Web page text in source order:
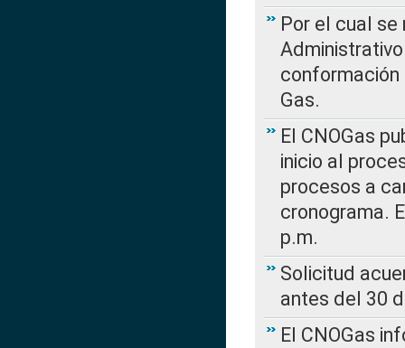
Por el cual
conformación
Gas.
El CNOGas
inicio al
procesos a
cronograma.
p.m.
Solicitud
antes del 30
El CNOGas